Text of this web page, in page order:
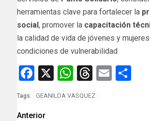
herramientas clave para fortalecer la
social , promover la capacitación
la calidad de vida de jóvenes y
condiciones de vulnerabilidad
Facebook
X WhatsApp
Threads
Email
Tags: GEANILDA VASQUEZ
Anterior